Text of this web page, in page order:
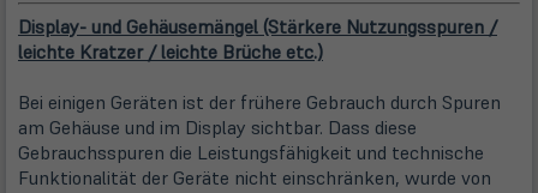
Display- und Gehäusemängel (Stärkere Nutzungsspuren /
leichte Kratzer / leichte Brüche etc.)
Bei einigen Geräten ist der frühere Gebrauch durch Spuren
am Gehäuse und im Display sichtbar. Dass diese
Gebrauchsspuren die Leistungsfähigkeit und technische
Funktionalität der Geräte nicht einschränken, wurde von